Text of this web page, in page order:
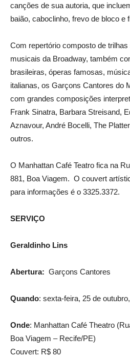
canções de sua autoria, que
baião, caboclinho, frevo de bloco e
Com repertório composto de
musicais da Broadway, também
brasileiras, óperas famosas,
italianas, os Garçons Cantores do
com grandes composições
Frank Sinatra, Barbara Streisand,
Aznavour, André Bocelli, The
outros.
O Manhattan Café Teatro fica na
881, Boa Viagem. O couvert
para informações é o 3325.3372.
SERVIÇO
Geraldinho Lins
Abertura: Garçons Cantores
Quando: sexta-feira, 25 de
Onde: Manhattan Café Theatro
Boa Viagem – Recife/PE)
Couvert: R$ 80